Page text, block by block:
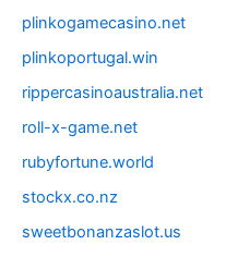
plinkogamecasino.net
plinkoportugal.win
rippercasinoaustralia.net
roll-x-game.net
rubyfortune.world
stockx.co.nz
sweetbonanzaslot.us